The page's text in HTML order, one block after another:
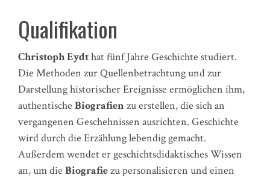
Qualifikation
Christoph Eydthat fünf Jahre Geschichte studiert.
Die Methoden zur Quellenbetrachtung und zur
Darstellung historischer Ereignisse ermöglichen ihm,
authentische Biografienzu erstellen, die sich an
vergangenen Geschehnissen ausrichten. Geschichte
wird durch die Erzählung lebendig gemacht.
Außerdem wendet er geschichtsdidaktisches Wissen
an, um die Biografiezu personalisieren und einen